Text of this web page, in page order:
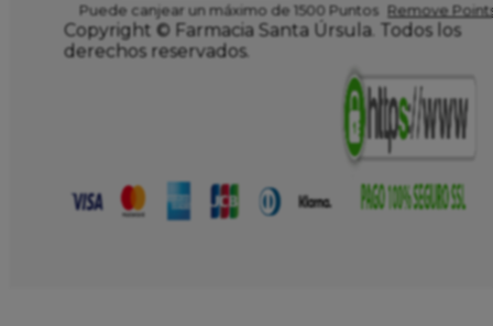
Puede canjear un máximo de 1500 Puntos Remove
Copyright © Farmacia Santa Úrsula. Todos los
derechos reservados.